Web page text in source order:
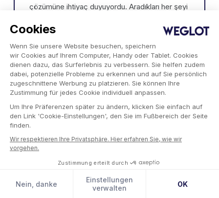
Cookies
Wenn Sie unsere Website besuchen, speichern
wir Cookies auf Ihrem Computer, Handy oder Tablet. Cookies
dienen dazu, das Surferlebnis zu verbessern. Sie helfen zudem
dabei, potenzielle Probleme zu erkennen und auf Sie persönlich
zugeschnittene Werbung zu platzieren. Sie können Ihre
Zustimmung für jedes Cookie individuell anpassen.
Um Ihre Präferenzen später zu ändern, klicken Sie einfach auf
den Link 'Cookie-Einstellungen', den Sie im Fußbereich der Seite
finden.
Wir respektieren Ihre Privatsphäre. Hier erfahren Sie, wie wir
vorgehen.
Zustimmung erteilt durch
Nein, danke
Einstellungen
verwalten
OK
çözümüne ihtiyaç duyuyordu. Aradıkları her şeyi
Blog
AB Yapay Zeka Yasası, yapay
zeka ile çevrilmiş içeriklere etiket
eklemenizi zorunlu kılıyor mu?
AB Yapay Zeka Yasası’ndaki şeffaflık kuralları
konusunda sorularınız olabilir. Bu yazıda,
sitenizin gerçekte nelere ihtiyaç duyduğu